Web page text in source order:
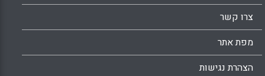
צרו קשר
מפת אתר
הצהרת נגישות